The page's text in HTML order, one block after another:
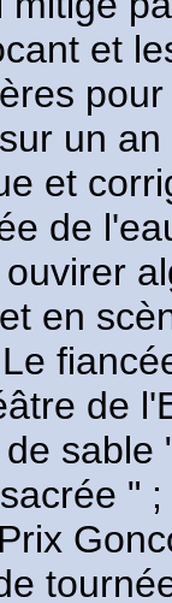
et
un
et
de
en
de
sable
"